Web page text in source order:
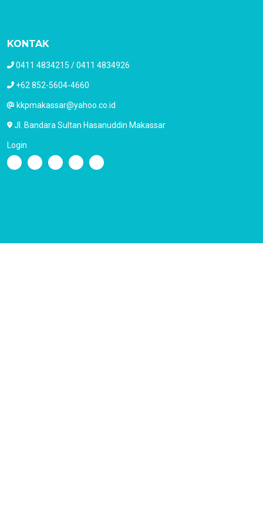
KONTAK
0411 4834215 / 0411 4834926
+62 852-5604-4660
kkpmakassar@yahoo.co.id
Jl. Bandara Sultan Hasanuddin Makassar
Login